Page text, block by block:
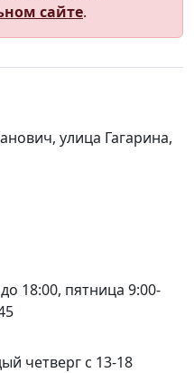
сайте.
улица Гагарина,
18:00, пятница 9:00-
четверг с 13-18